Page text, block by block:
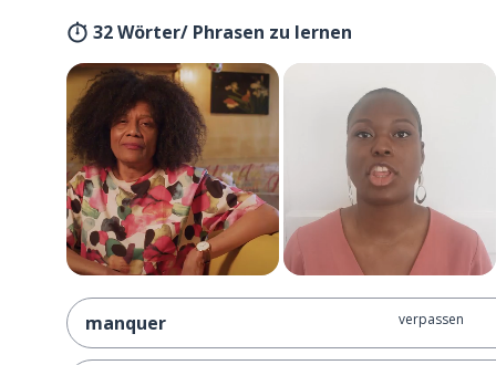
32 Wörter/ Phrasen zu lernen
manquer verpassen